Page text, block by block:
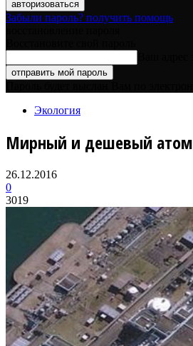
Забыли пароль? получить помощь
Экология
Мирный и дешевый атом
26.12.2016
0
3019